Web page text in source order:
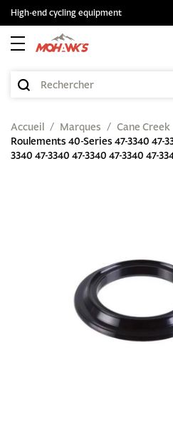
High-end cycling equipment
Accueil Marques
Cane Creek
Roulements 40-Series 47-3340 47-
3340 47-3340 47-3340 47-3340 47-